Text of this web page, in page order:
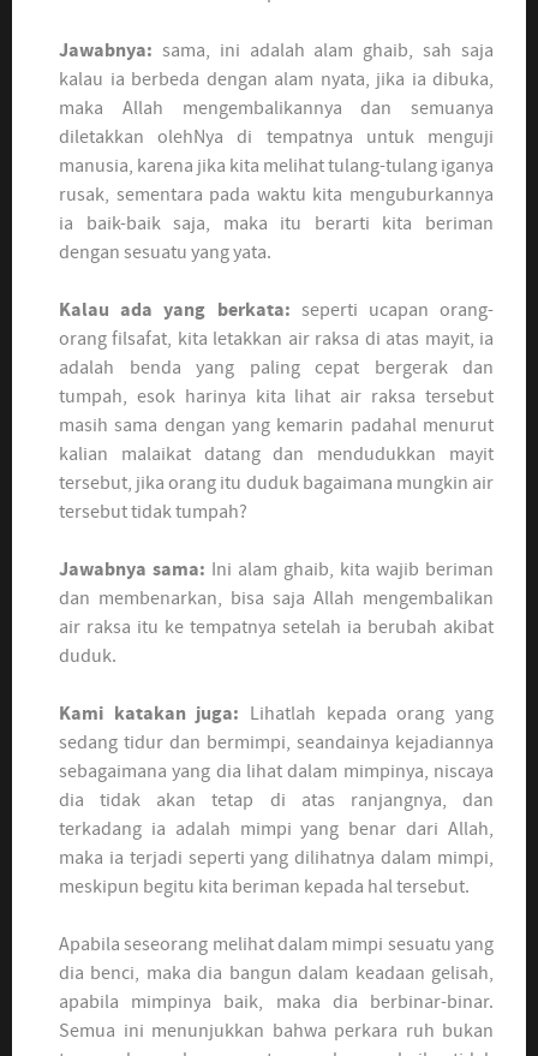
Jawabnya: sama, ini adalah alam ghaib, sah saja
kalau ia berbeda dengan alam nyata, jika ia dibuka,
maka Allah mengembalikannya dan semuanya
diletakkan olehNya di tempatnya untuk menguji
manusia, karena jika kita melihat tulang-tulang iganya
rusak, sementara pada waktu kita menguburkannya
ia baik-baik saja, maka itu berarti kita beriman
dengan sesuatu yang yata.
Kalau ada yang berkata: seperti ucapan orang-
orang filsafat, kita letakkan air raksa di atas mayit, ia
adalah benda yang paling cepat bergerak dan
tumpah, esok harinya kita lihat air raksa tersebut
masih sama dengan yang kemarin padahal menurut
kalian malaikat datang dan mendudukkan mayit
tersebut, jika orang itu duduk bagaimana mungkin air
tersebut tidak tumpah?
Jawabnya sama: Ini alam ghaib, kita wajib beriman
dan membenarkan, bisa saja Allah mengembalikan
air raksa itu ke tempatnya setelah ia berubah akibat
duduk.
Kami katakan juga: Lihatlah kepada orang yang
sedang tidur dan bermimpi, seandainya kejadiannya
sebagaimana yang dia lihat dalam mimpinya, niscaya
dia tidak akan tetap di atas ranjangnya, dan
terkadang ia adalah mimpi yang benar dari Allah,
maka ia terjadi seperti yang dilihatnya dalam mimpi,
meskipun begitu kita beriman kepada hal tersebut.
Apabila seseorang melihat dalam mimpi sesuatu yang
dia benci, maka dia bangun dalam keadaan gelisah,
apabila mimpinya baik, maka dia berbinar-binar.
Semua ini menunjukkan bahwa perkara ruh bukan